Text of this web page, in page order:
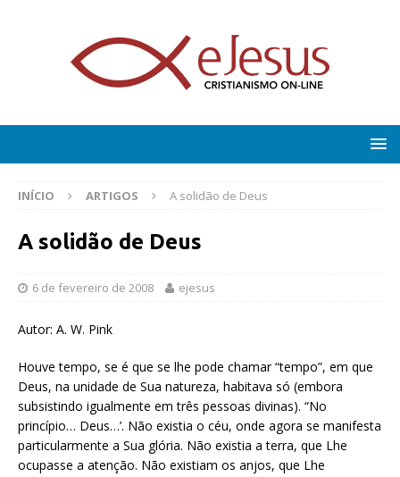
INÍCIO ARTIGOS A solidão de Deus
A solidão de Deus
6 de fevereiro de 2008 ejesus
Autor: A. W. Pink
Houve tempo, se é que se lhe pode chamar “tempo”, em que
Deus, na unidade de Sua natureza, habitava só (embora
subsistindo igualmente em três pessoas divinas). “No
princípio… Deus…’. Não existia o céu, onde agora se manifesta
particularmente a Sua glória. Não existia a terra, que Lhe
ocupasse a atenção. Não existiam os anjos, que Lhe